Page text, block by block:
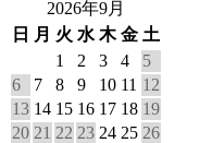
2026年9月
日
月 火 水 木 金 土
1
2 3 4
5
6
7 8 9 10 11 12
13 14 15 16 17 18 19
20 21 22 23 24 25 26